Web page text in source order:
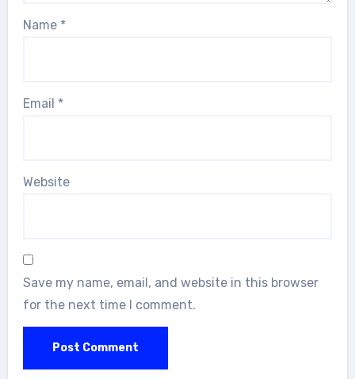
Name *
Email *
Website
Save my name, email, and website in this browser
for the next time I comment.